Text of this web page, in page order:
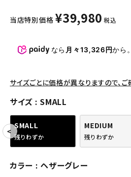
その他バッグ類
パンツ・ショーツ
CONTENTS
ACCOUNT MENU
当店特別価格 ¥39,980 税込
なら 月々13,326円から
サイズごとに価格が異なりますので、ご
サイズ SMALL
SMALL
残りわずか
MEDIUM
残りわずか
カラー ヘザーグレー